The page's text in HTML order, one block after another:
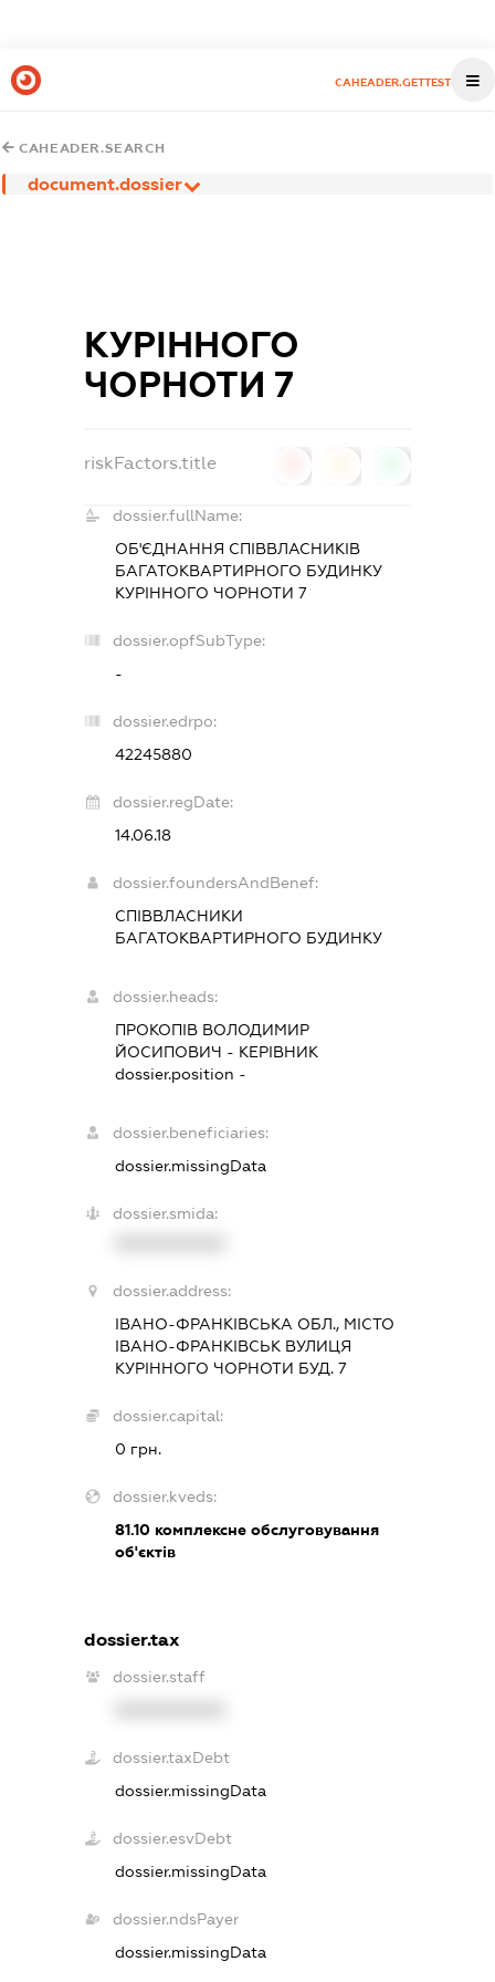
CAHEADER.GETTEST
CAHEADER.SEARCH
document.dossier
КУРІННОГО
ЧОРНОТИ 7
riskFactors.title
dossier.fullName:
ОБ'ЄДНАННЯ СПІВВЛАСНИКІВ
БАГАТОКВАРТИРНОГО БУДИНКУ
КУРІННОГО ЧОРНОТИ 7
dossier.opfSubType:
-
dossier.edrpo:
42245880
dossier.regDate:
14.06.18
dossier.foundersAndBenef:
СПІВВЛАСНИКИ
БАГАТОКВАРТИРНОГО БУДИНКУ
dossier.heads:
ПРОКОПІВ ВОЛОДИМИР
ЙОСИПОВИЧ - КЕРІВНИК
dossier.position -
dossier.beneficiaries:
dossier.missingData
dossier.smida:
dossier.address:
ІВАНО-ФРАНКІВСЬКА ОБЛ., МІСТО
ІВАНО-ФРАНКІВСЬК ВУЛИЦЯ
КУРІННОГО ЧОРНОТИ БУД. 7
dossier.capital:
0 грн.
dossier.kveds:
81.10 комплексне обслуговування
об'єктів
dossier.tax
dossier.staff
dossier.taxDebt
dossier.missingData
dossier.esvDebt
dossier.missingData
dossier.ndsPayer
dossier.missingData